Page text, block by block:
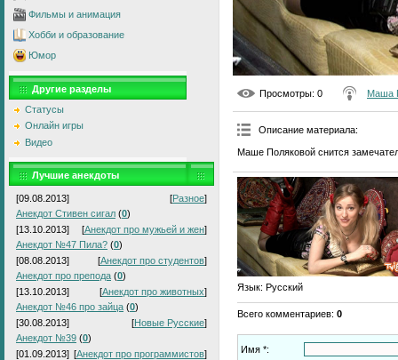
Фильмы и анимация
Хобби и образование
Юмор
Другие разделы
Статусы
Онлайн игры
Видео
Лучшие анекдоты
[09.08.2013] [Разное]
Анекдот Стивен сигал (0)
[13.10.2013]
[Анекдот про мужьей и жен]
Анекдот №47 Пила? (0)
[08.08.2013]
[Анекдот про студентов]
Анекдот про препода (0)
[13.10.2013]
[Анекдот про животных]
Анекдот №46 про зайца (0)
[30.08.2013]
[Новые Русские]
Анекдот №39 (0)
[01.09.2013] [Анекдот про программистов]
Просмотры: 0 Маша
Описание материала:
Маше Поляковой снится
Язык: Русский
Всего комментариев: 0
Имя *: